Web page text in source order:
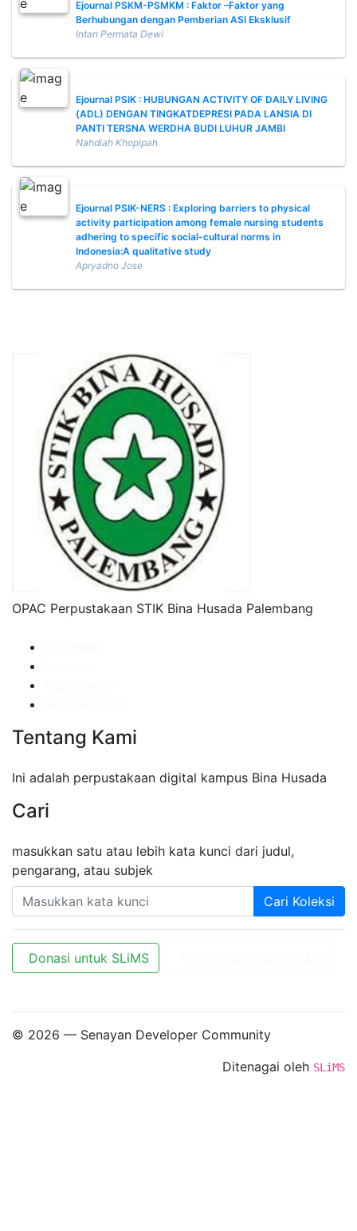
Ejournal PSKM-PSMKM : Faktor –Faktor yang
Berhubungan dengan Pemberian ASI Eksklusif
Intan Permata Dewi
Ejournal PSIK : HUBUNGAN ACTIVITY OF DAILY LIVING
(ADL) DENGAN TINGKATDEPRESI PADA LANSIA DI
PANTI TERSNA WERDHA BUDI LUHUR JAMBI
Nahdiah Khopipah
Ejournal PSIK-NERS : Exploring barriers to physical
activity participation among female nursing students
adhering to specific social-cultural norms in
Indonesia:A qualitative study
Apryadno Jose
OPAC Perpustakaan STIK Bina Husada Palembang
Tentang Kami
Ini adalah perpustakaan digital kampus Bina Husada
Cari
masukkan satu atau lebih kata kunci dari judul,
pengarang, atau subjek
Cari Koleksi
Donasi untuk SLiMS
© 2026 — Senayan Developer Community
Ditenagai oleh SLiMS